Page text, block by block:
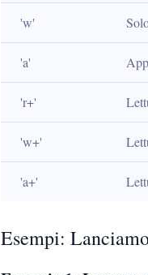
'w'
'a'
'r+'
'w+'
'a+'
Esempi: